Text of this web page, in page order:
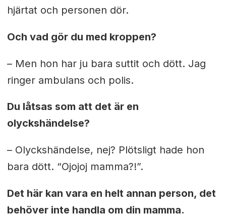
hjärtat och personen dör.
Och vad gör du med kroppen?
– Men hon har ju bara suttit och dött. Jag
ringer ambulans och polis.
Du låtsas som att det är en
olyckshändelse?
– Olyckshändelse, nej? Plötsligt hade hon
bara dött. “Ojojoj mamma?!”.
Det här kan vara en helt annan person, det
behöver inte handla om din mamma.